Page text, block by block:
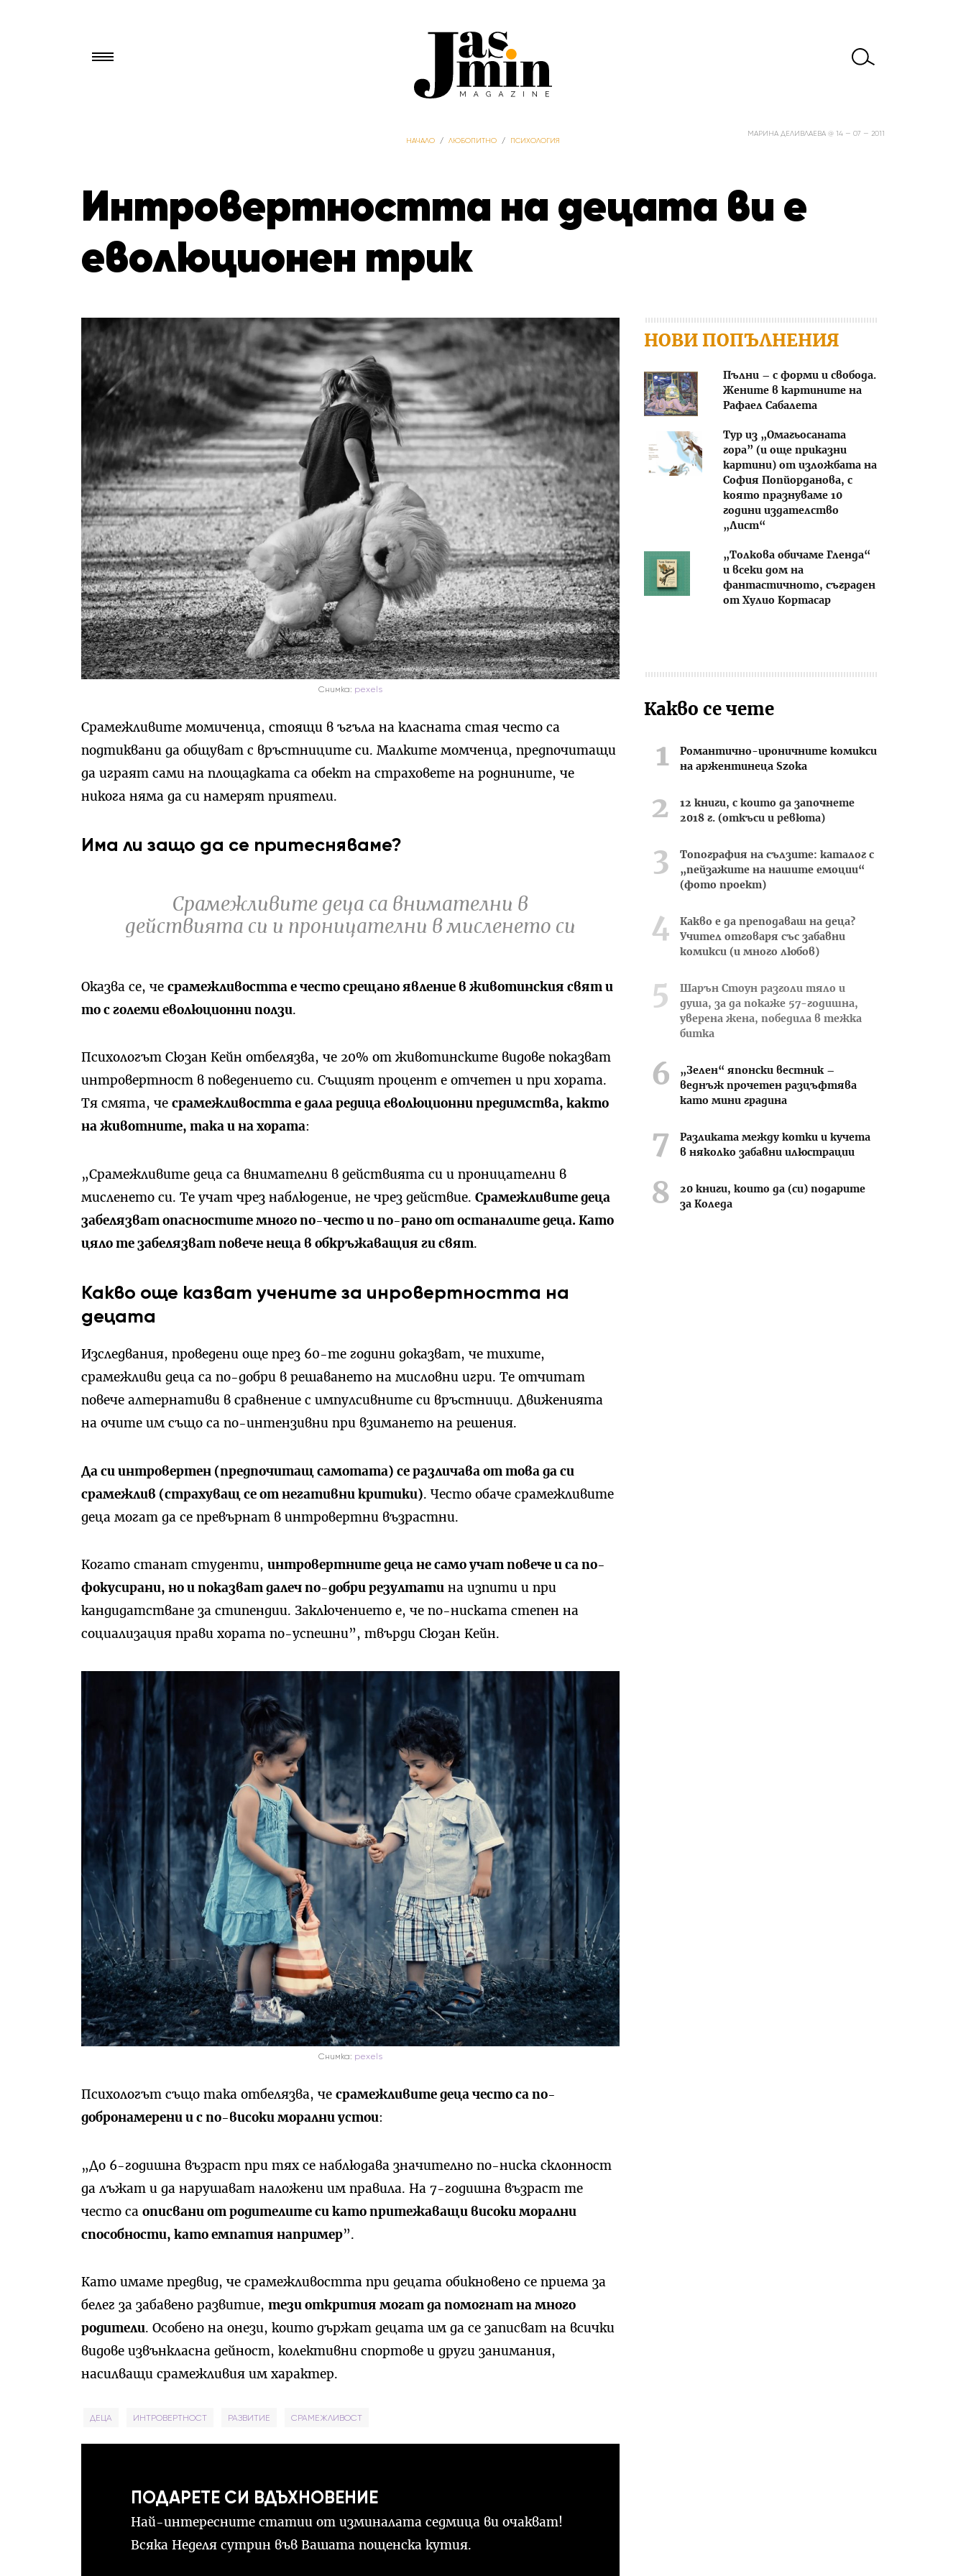
НАЧАЛО / ЛЮБОПИТНО / ПСИХОЛОГИЯ
Интровертността на децата ви е
еволюционен трик
МАРИНА ДЕЛИВЛАЕВА @ 14 — 07 — 2011
Снимка: pexels
Срамежливите момиченца, стоящи в ъгъла на класната стая често са
подтиквани да общуват с връстниците си. Малките момченца, предпочитащи
да играят сами на площадката са обект на страховете на роднините, че
никога няма да си намерят приятели.
Има ли защо да се притесняваме?
Срамежливите деца са внимателни в
действията си и проницателни в мисленето си
Оказва се, че срамежливостта е често срещано явление в животинския свят и
то с големи еволюционни ползи.
Психологът Сюзан Кейн отбелязва, че 20% от животинските видове показват
интровертност в поведението си. Същият процент е отчетен и при хората.
Тя смята, че срамежливостта е дала редица еволюционни предимства, както
на животните, така и на хората:
„Срамежливите деца са внимателни в действията си и проницателни в
мисленето си. Те учат чрез наблюдение, не чрез действие. Срамежливите деца
забелязват опасностите много по-често и по-рано от останалите деца. Като
цяло те забелязват повече неща в обкръжаващия ги свят.
Какво още казват учените за инровертността на
децата
Изследвания, проведени още през 60-те години доказват, че тихите,
срамежливи деца са по-добри в решаването на мисловни игри. Те отчитат
повече алтернативи в сравнение с импулсивните си връстници. Движенията
на очите им също са по-интензивни при взимането на решения.
Да си интровертен (предпочитащ самотата) се различава от това да си
срамежлив (страхуващ се от негативни критики). Често обаче срамежливите
деца могат да се превърнат в интровертни възрастни.
Когато станат студенти, интровертните деца не само учат повече и са по-
фокусирани, но и показват далеч по-добри резултати на изпити и при
кандидатстване за стипендии. Заключението е, че по-ниската степен на
социализация прави хората по-успешни”, твърди Сюзан Кейн.
Снимка: pexels
Психологът също така отбелязва, че срамежливите деца често са по-
добронамерени и с по-високи морални устои:
„До 6-годишна възраст при тях се наблюдава значително по-ниска склонност
да лъжат и да нарушават наложени им правила. На 7-годишна възраст те
често са описвани от родителите си като притежаващи високи морални
способности, като емпатия например”.
Като имаме предвид, че срамежливостта при децата обикновено се приема за
белег за забавено развитие, тези открития могат да помогнат на много
родители. Особено на онези, които държат децата им да се записват на всички
видове извънкласна дейност, колективни спортове и други занимания,
насилващи срамежливия им характер.
ДЕЦА ИНТРОВЕРТНОСТ РАЗВИТИЕ СРАМЕЖЛИВОСТ
ПОДАРЕТЕ СИ ВДЪХНОВЕНИЕ
Най-интересните статии от изминалата седмица ви очакват!
Всяка Неделя сутрин във Вашата пощенска кутия.
НОВИ ПОПЪЛНЕНИЯ
Пълни – с форми и свобода.
Жените в картините на
Рафаел Сабалета
Тур из „Омагьосаната
гора” (и още приказни
картини) от изложбата на
София Попйорданова, с
която празнуваме 10
години издателство
„Лист“
„Толкова обичаме Гленда“
и всеки дом на
фантастичното, съграден
от Хулио Кортасар
Какво се чете
Романтично-ироничните комикси
на аржентинеца Szoka
12 книги, с които да започнете
2018 г. (откъси и ревюта)
Топография на сълзите: каталог с
„пейзажите на нашите емоции“
(фото проект)
Какво е да преподаваш на деца?
Учител отговаря със забавни
комикси (и много любов)
Шарън Стоун разголи тяло и
душа, за да покаже 57-годишна,
уверена жена, победила в тежка
битка
„Зелен“ японски вестник –
веднъж прочетен разцъфтява
като мини градина
Разликата между котки и кучета
в няколко забавни илюстрации
20 книги, които да (си) подарите
за Коледа